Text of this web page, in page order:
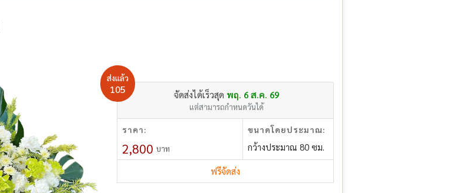
ส่งแล้ว
105 จัดส่งได้เร็วสุด พฤ. 6 ส.ค. 69
แต่สามารถกำหนดวันได้
ราคา:
2,800 บาท
ขนาดโดยประมาณ:
กว้างประมาณ 80 ซม.
ฟรีจัดส่ง